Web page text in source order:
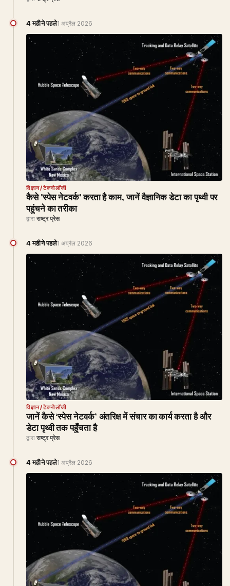
4 महीने पहले1 अप्रैल 2026
विज्ञान/टेक्नोलॉजी
कैसे 'स्पेस नेटवर्क' करता है काम, जानें वैज्ञानिक डेटा का पृथ्वी पर
पहुंचने का तरीका
द्वारा राष्ट्र प्रेस
4 महीने पहले1 अप्रैल 2026
विज्ञान/टेक्नोलॉजी
जानें कैसे ‘स्पेस नेटवर्क’ अंतरिक्ष में संचार का कार्य करता है और
डेटा पृथ्वी तक पहुँचता है
द्वारा राष्ट्र प्रेस
4 महीने पहले1 अप्रैल 2026